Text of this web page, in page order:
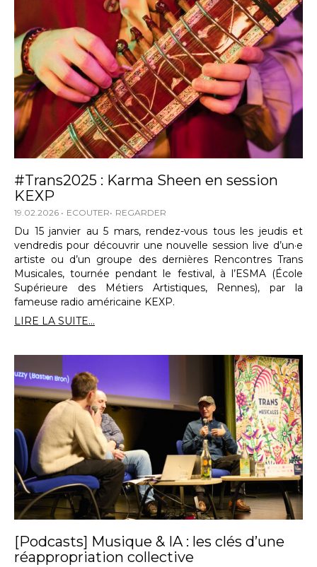
#Trans2025 : Karma Sheen en session
KEXP
19.02.2026 ECOUTER REGARDER
Du 15 janvier au 5 mars, rendez-vous tous les jeudis et
vendredis pour découvrir une nouvelle session live d’un·e
artiste ou d’un groupe des dernières Rencontres Trans
Musicales, tournée pendant le festival, à l’ESMA (École
Supérieure des Métiers Artistiques, Rennes), par la
fameuse radio américaine KEXP.
LIRE LA SUITE...
[Podcasts] Musique & IA : les clés d’une
réappropriation collective